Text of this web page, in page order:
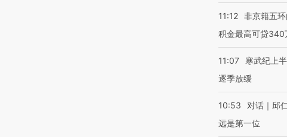
11:12 非京籍五
积金最高可贷340
11:07
寒武纪上
逐季放缓
10:53
对话｜邱
远是第一位